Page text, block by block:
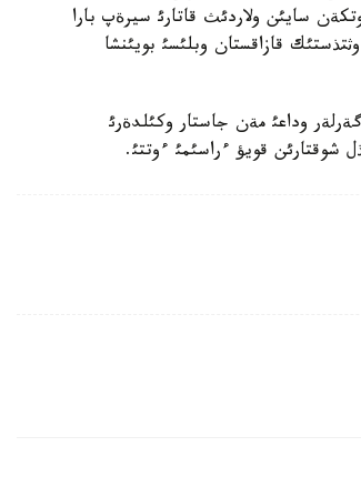
جئل وتكةن سايئن ولاردئث قاتارئ سيرةپ بارا
- دةدئ وثتذستئك قازاقستان وبلئسئ بويئنشا
وداعئ مةن جاستار وكئلدةرئ
شوقتارئن قويؤ ءراسئمئ ءوتتئ.